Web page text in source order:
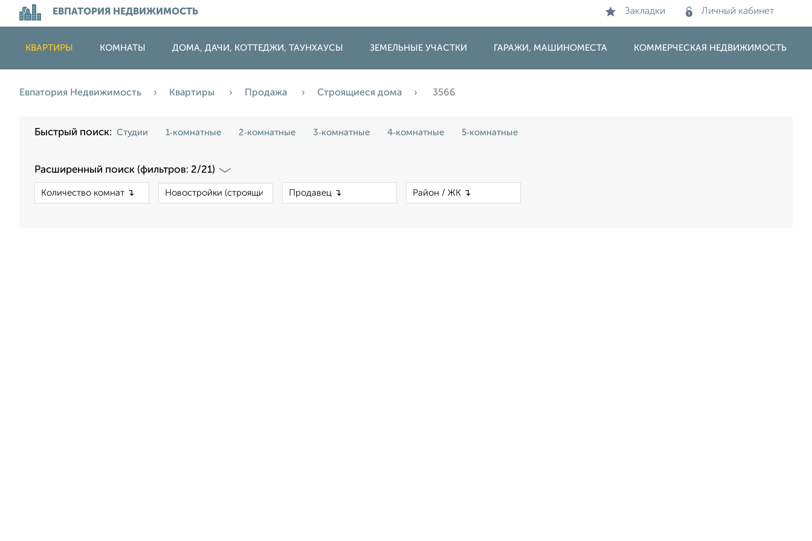
ЕВПАТОРИЯ НЕДВИЖИМОСТЬ Закладки Личный кабинет
КВАРТИРЫ КОМНАТЫ ДОМА, ДАЧИ, КОТТЕДЖИ, ТАУНХАУСЫ ЗЕМЕЛЬНЫЕ УЧАСТКИ ГАРАЖИ, МАШИНОМЕСТА КОММЕРЧЕСКАЯ НЕДВИЖИМОСТЬ
Евпатория Недвижимость Квартиры Продажа Строящиеся дома 3566
Быстрый поиск: Студии 1‑комнатные 2‑комнатные 3‑комнатные 4‑комнатные 5‑комнатные
Расширенный поиск (фильтров: 2/21)